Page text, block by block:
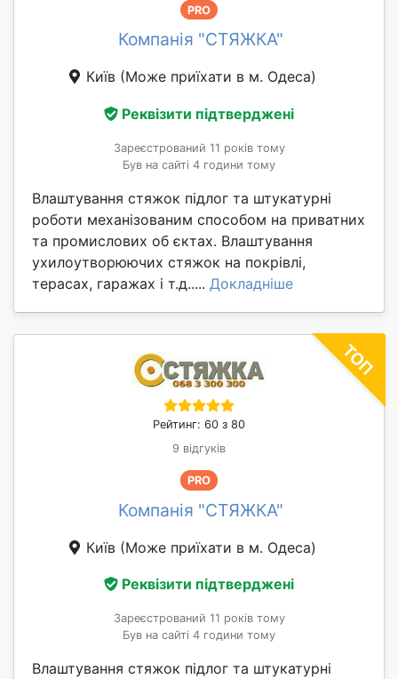
PRO
Компанія "СТЯЖКА"
Київ (Може приїхати в м. Одеса)
Реквізити підтверджені
Зареєстрований 11 років тому
Був на сайті 4 години тому
Влаштування стяжок підлог та штукатурні
роботи механізованим способом на приватних
та промислових об єктах. Влаштування
ухилоутворюючих стяжок на покрівлі,
терасах, гаражах і т.д..... Докладніше
Рейтинг: 60 з 80
9 відгуків
PRO
Компанія "СТЯЖКА"
Київ (Може приїхати в м. Одеса)
Реквізити підтверджені
Зареєстрований 11 років тому
Був на сайті 4 години тому
Влаштування стяжок підлог та штукатурні